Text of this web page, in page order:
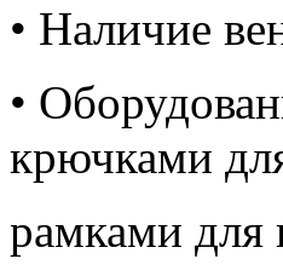
• Наличие
•
крючками
рамками